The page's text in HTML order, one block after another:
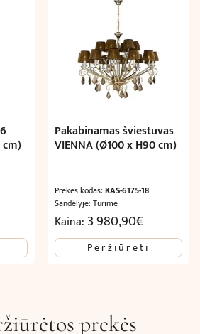
Pakabinamas šviestuvas
VIENNA (Ø100 x H90 cm)
Prekės kodas:KAS-6175-18
Sandėlyje: Turime
Kaina: 3 980,90€
Peržiūrėti
prekės